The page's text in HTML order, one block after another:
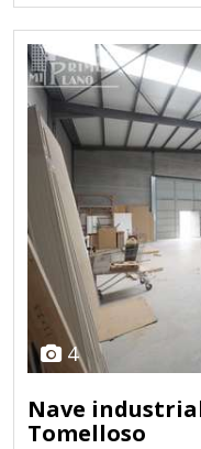
4
Nave
Tomelloso